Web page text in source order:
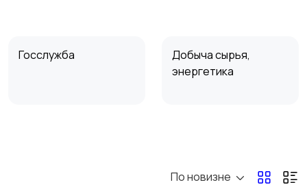
Госслужба
Добыча сырья,
энергетика
По новизне